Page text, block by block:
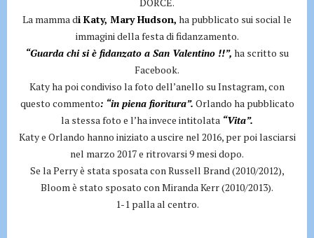
La mamma di Katy, Mary Hudson, ha pubblicato sui social le
immagini della festa di fidanzamento.
“Guarda chi si è fidanzato a San Valentino !!”, ha scritto su
Facebook.
Katy ha poi condiviso la foto dell’anello su Instagram, con
questo commento: “in piena fioritura”. Orlando ha pubblicato
la stessa foto e l’ha invece intitolata “Vita”.
Katy e Orlando hanno iniziato a uscire nel 2016, per poi lasciarsi
nel marzo 2017 e ritrovarsi 9 mesi dopo.
Se la Perry è stata sposata con Russell Brand (2010/2012),
Bloom è stato sposato con Miranda Kerr (2010/2013).
1-1 palla al centro.